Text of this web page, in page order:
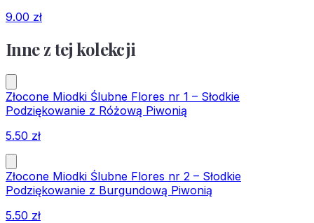
9.00 zł
Inne z tej kolekcji
Złocone Miodki Ślubne Flores nr 1 – Słodkie
Podziękowanie z Różową Piwonią
5.50 zł
Złocone Miodki Ślubne Flores nr 2 – Słodkie
Podziękowanie z Burgundową Piwonią
5.50 zł